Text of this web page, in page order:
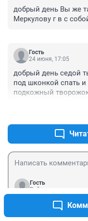
добрый день Вы же
Меркулову г в с
Гость
24 июня, 17:05
добрый день седой
под шконкой спать и
подкожный
Гость
Войти